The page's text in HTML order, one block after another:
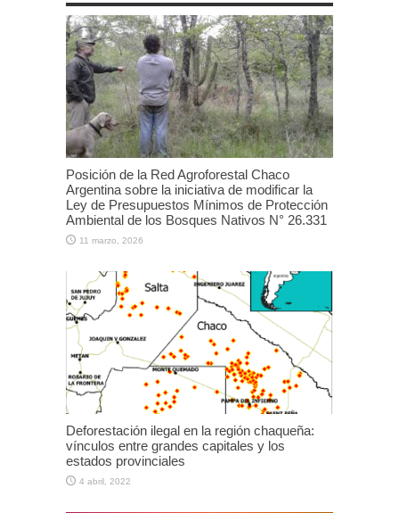
Posición de la Red Agroforestal Chaco
Argentina sobre la iniciativa de modificar la
Ley de Presupuestos Mínimos de Protección
Ambiental de los Bosques Nativos N° 26.331
11 marzo, 2026
Deforestación ilegal en la región chaqueña:
vínculos entre grandes capitales y los
estados provinciales
4 abril, 2022